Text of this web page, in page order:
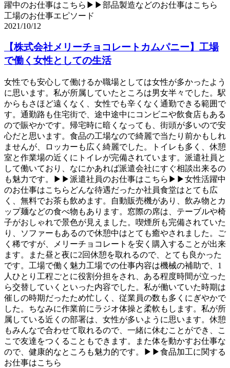
躍中のお仕事はこちら▶▶部品製造などのお仕事はこちら
工場のお仕事エピソード
2021/10/12
【株式会社メリーチョコレートカムパニー】工場
で働く女性としての生活
女性でも安心して働けるか職場としては女性が多かったよう
に思います。私が所属していたところは男女半々でした。駅
からもさほど遠くなく、女性でも辛くなく通勤できる範囲で
す。通勤路も住宅街で、途中途中にコンビニや飲食店もある
ので賑やかです。帰宅時に暗くなっても、街頭が多いので安
心だと思います。食品の工場なので綺麗で当たり前かもしれ
ませんが、ロッカーも広く綺麗でした。トイレも多く、休憩
室と作業場の近くにトイレが完備されています。派遣社員と
して働いており、なにかあれば派遣会社にすぐ相談出来るの
も魅力です。▶▶派遣社員のお仕事はこちら▶▶女性活躍中
のお仕事はこちらどんな待遇だったか社員食堂はとても広
く、無料でお茶も飲めます。自動販売機があり、飲み物とカ
ップ麺などの食べ物もあります。窓際の席は、テーブルや椅
子がおしゃれで景色が見えました。喫煙所も完備されていた
り、ソファーもあるので休憩中はとても癒やされました。ご
く稀ですが、メリーチョコレートを安く購入することが出来
ます。また昼と夜に2回休憩を取れるので、とても良かった
です。工場で働く魅力工場での仕事内容は機械の補助で、1
人ひとり工程ごとに役割分担をされ、ある程度時間が立った
ら交替していくといった内容でした。私が働いていた時期は
催しの時期だったため忙しく、従業員の数も多くにぎやかで
した。ちなみに作業前にラジオ体操と柔軟もします。私が所
属している近くの部署は、女性が多いように思います。休憩
もみんなで合わせて取れるので、一緒に休むことができ、こ
こで友達をつくることもできます。また体を動かすお仕事な
ので、健康的なところも魅力的です。▶▶食品加工に関する
お仕事はこちら